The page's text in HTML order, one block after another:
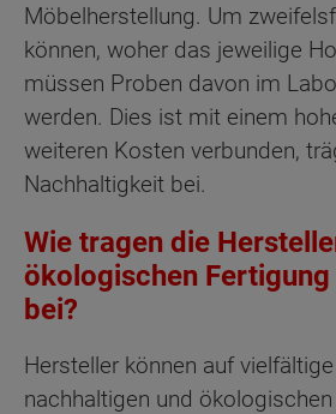
Möbelherstellung. Um
können, woher das jeweilige
müssen Proben davon im
werden. Dies ist mit einem
weiteren Kosten verbunden,
Nachhaltigkeit bei.
Wie tragen die
ökologischen
bei?
Hersteller können auf
nachhaltigen und